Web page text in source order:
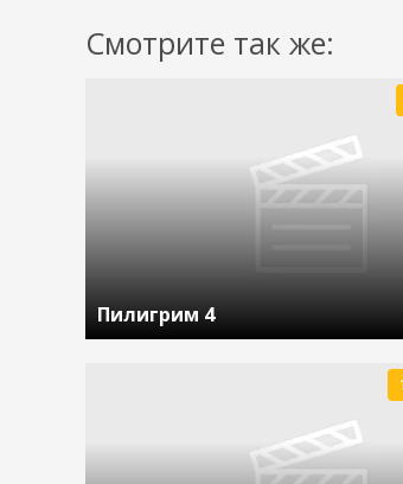
Смотрите так же:
Пилигрим 4